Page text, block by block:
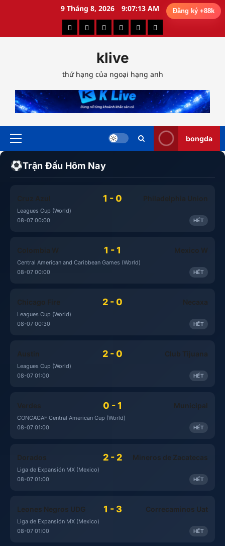
9 Tháng 8, 2026 9:07:16 AM
Bí
Kèo
Diễn
Bóng
Đá
Góc
Đoán
Góc
Hâm
Mộ
Mẹo
Quả
Tranh
Đá
klive
thứ hạng của ngoại hạng anh
Primary
bongda
Trận Đấu Hôm Nay
Cruz Azul 1 - 0 Philadelphia Union
Leagues Cup (World)
08-07 00:00
HẾT
Colombia W 1 - 1 Mexico W
Central American and Caribbean Games (World)
08-07 00:00
HẾT
Chicago Fire 2 - 0 Necaxa
Leagues Cup (World)
08-07 00:30
HẾT
Austin 2 - 0 Club Tijuana
Leagues Cup (World)
08-07 01:00
HẾT
Verdes 0 - 1 Municipal
CONCACAF Central American Cup (World)
08-07 01:00
HẾT
Dorados 2 - 2 Mineros de Zacatecas
Liga de Expansión MX (Mexico)
08-07 01:00
HẾT
Leones Negros UDG 1 - 3 Correcaminos Uat
Liga de Expansión MX (Mexico)
08-07 01:00
HẾT
Đăng ký +88k